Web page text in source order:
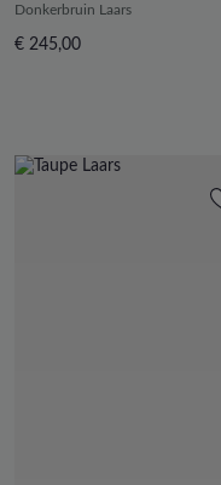
Donkerbruin Laars
€ 245,00